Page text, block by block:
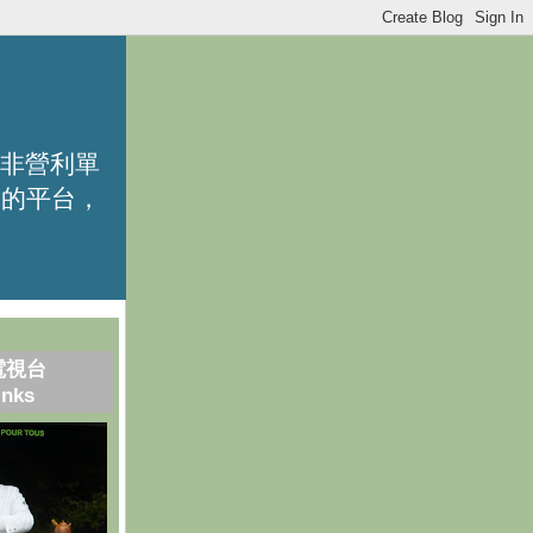
營利單
平台，
視台